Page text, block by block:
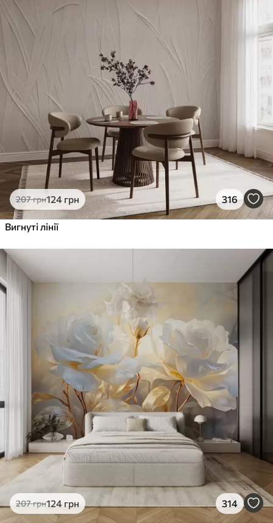
207грн124 грн 316
Вигнуті лінії
207грн124 грн 314